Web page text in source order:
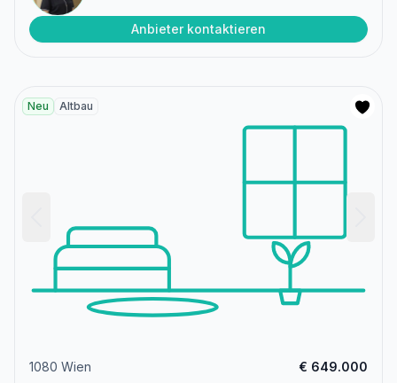
Anbieter kontaktieren
Neu Altbau
1080 Wien € 649.000